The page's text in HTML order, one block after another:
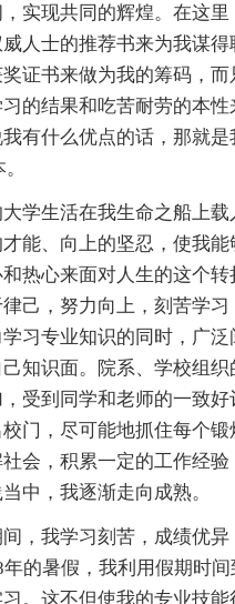
实现共同的辉煌。在这里
人士的推荐书来为我谋得
证书来做为我的筹码，
的结果和吃苦耐劳的本
有什么优点的话，那就
生活在我生命之船上载
能、向上的坚忍，使我
热心来面对人生的这个转
己，努力向上，刻苦学
习专业知识的同时，广
知识面。院系、学校组
受到同学和老师的一致好
门，尽可能地抓住每个锻
会，积累一定的工作经验
中，我逐渐走向成熟。
我学习刻苦，成绩优异
年的暑假，我利用假期时
。这不但使我的专业技